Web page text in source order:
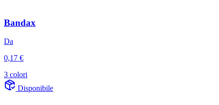
Bandax
Da
0,17 €
3 colori
Disponibile